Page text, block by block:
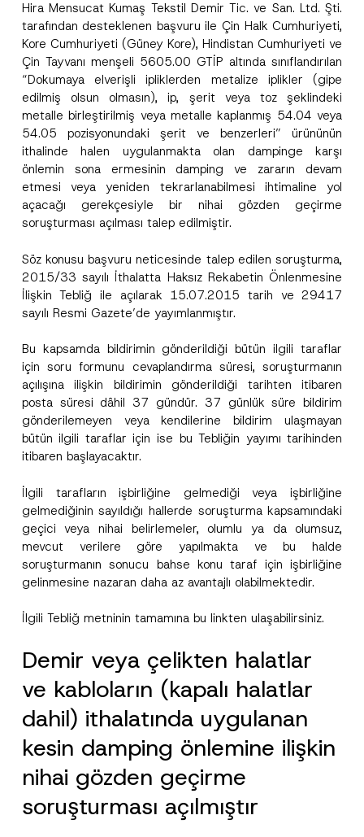
Hira Mensucat Kumaş Tekstil Demir Tic. ve San. Ltd. Şti.
tarafından desteklenen başvuru ile Çin Halk Cumhuriyeti,
Kore Cumhuriyeti (Güney Kore), Hindistan Cumhuriyeti ve
Çin Tayvanı menşeli 5605.00 GTİP altında sınıflandırılan
“Dokumaya elverişli ipliklerden metalize iplikler (gipe
edilmiş olsun olmasın), ip, şerit veya toz şeklindeki
metalle birleştirilmiş veya metalle kaplanmış 54.04 veya
54.05 pozisyonundaki şerit ve benzerleri” ürününün
ithalinde halen uygulanmakta olan dampinge karşı
önlemin sona ermesinin damping ve zararın devam
etmesi veya yeniden tekrarlanabilmesi ihtimaline yol
açacağı gerekçesiyle bir nihai gözden geçirme
soruşturması açılması talep edilmiştir.
Söz konusu başvuru neticesinde talep edilen soruşturma,
2015/33 sayılı İthalatta Haksız Rekabetin Önlenmesine
İlişkin Tebliğ ile açılarak 15.07.2015 tarih ve 29417
sayılı Resmi Gazete’de yayımlanmıştır.
Bu kapsamda bildirimin gönderildiği bütün ilgili taraflar
için soru formunu cevaplandırma süresi, soruşturmanın
açılışına ilişkin bildirimin gönderildiği tarihten itibaren
posta süresi dâhil 37 gündür. 37 günlük süre bildirim
gönderilemeyen veya kendilerine bildirim ulaşmayan
bütün ilgili taraflar için ise bu Tebliğin yayımı tarihinden
itibaren başlayacaktır.
İlgili tarafların işbirliğine gelmediği veya işbirliğine
gelmediğinin sayıldığı hallerde soruşturma kapsamındaki
geçici veya nihai belirlemeler, olumlu ya da olumsuz,
mevcut verilere göre yapılmakta ve bu halde
soruşturmanın sonucu bahse konu taraf için işbirliğine
gelinmesine nazaran daha az avantajlı olabilmektedir.
İlgili Tebliğ metninin tamamına bu linkten ulaşabilirsiniz.
Demir veya çelikten halatlar
ve kabloların (kapalı halatlar
dahil) ithalatında uygulanan
kesin damping önlemine ilişkin
nihai gözden geçirme
soruşturması açılmıştır